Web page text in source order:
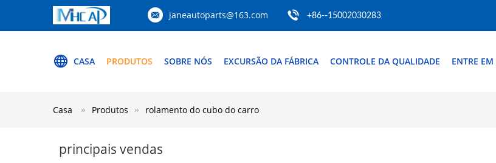
janeautoparts@163.com +86--15002030283
CASA PRODUTOS SOBRE NÓS EXCURSÃO DA FÁBRICA CONTROLE DA QUALIDADE ENTRE
Casa Produtos rolamento do cubo do carro
principais vendas